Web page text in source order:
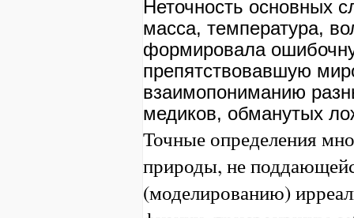
Неточность основных
масса, температура,
формировала
препятствовавшую
взаимопониманию
медиков, обманутых
Точные определения
природы, не
(моделированию)